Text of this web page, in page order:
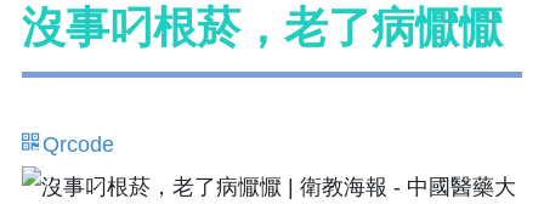
沒事叼根菸，老了病懨懨
Qrcode